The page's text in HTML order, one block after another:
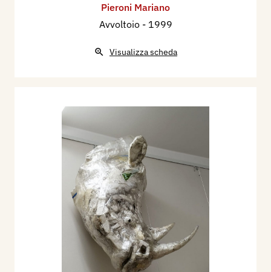
Pieroni Mariano
Avvoltoio - 1999
Visualizza scheda